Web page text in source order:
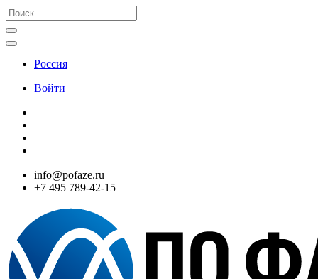
Россия
Войти
info@pofaze.ru
+7 495 789-42-15